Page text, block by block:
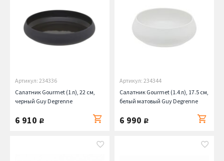
Артикул: 234336
Салатник Gourmet (1 л), 22 см,
черный Guy Degrenne
6 910 руб.
Артикул: 234344
Салатник Gourmet (1.4 л), 17.5 см,
белый матовый Guy Degrenne
6 990 руб.